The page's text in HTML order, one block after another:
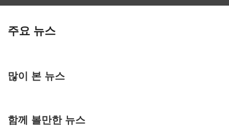
주요 뉴스
많이 본 뉴스
함께 볼만한 뉴스